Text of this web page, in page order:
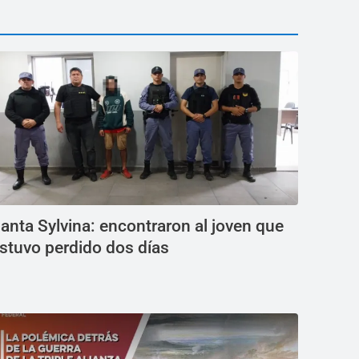
Sylvina: encontraron al joven que
perdido dos días